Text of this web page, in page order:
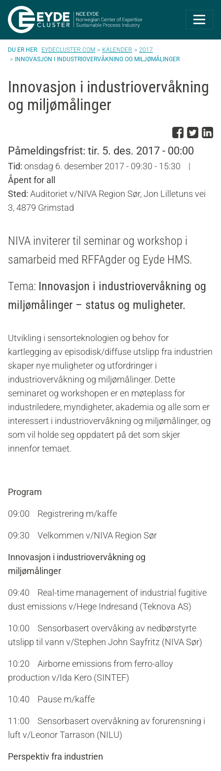
Eyde-Cluster |
EYDECLUSTER.COM KALENDER
2017
INNOVASJON I INDUSTRIOVERVÅKNING OG MILJØMÅLINGER
Innovasjon i industriovervåkning
og miljømålinger
DelDel
Påmeldingsfrist: tir. 5. des. 2017 - 00:00
Tid: onsdag 6. desember 2017 - 09:30 - 15:30
|
Åpent for all
Sted: Auditoriet v/NIVA Region Sør, Jon Lilletuns vei
3, 4879 Grimstad
NIVA inviterer til seminar og workshop i
samarbeid med RFFAgder og Eyde HMS.
Tema: Innovasjon i industriovervåkning og
miljømålinger – status og muligheter.
Utvikling i sensorteknologien og behov for
kartlegging av episodisk/diffuse utslipp fra industrien
skaper nye muligheter og utfordringer i
industriovervåkning og miljømålinger. Dette
seminaret og workshopen er en møteplass for
industriledere, myndigheter, akademia og alle som er
interessert i industriovervåkning og miljømålinger, og
som vil holde seg oppdatert på det som skjer
innenfor temaet.
Program
09:00 Registrering m/kaffe
09:30 Velkommen v/NIVA Region Sør
Innovasjon i industriovervåkning og
miljømålinger
09:40 Real-time management of industrial fugitive
dust emissions v/Hege Indresand (Teknova AS)
10:00 Sensorbasert overvåking av nedbørstyrte
utslipp til vann v/Stephen John Sayfritz (NIVA Sør)
10:20 Airborne emissions from ferro-alloy
production v/Ida Kero (SINTEF)
10:40 Pause m/kaffe
11:00 Sensorbasert overvåkning av forurensning i
luft v/Leonor Tarrason (NILU)
Perspektiv fra industrien